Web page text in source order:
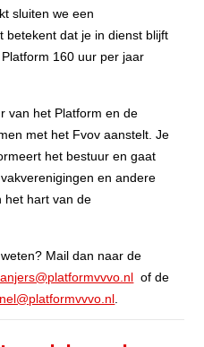
sluiten we een
betekent dat je in dienst blijft
160 uur per jaar
van het Platform en de
met het Fvov aanstelt. Je
het bestuur en gaat
en andere
het hart van de
Mail dan naar de
of de